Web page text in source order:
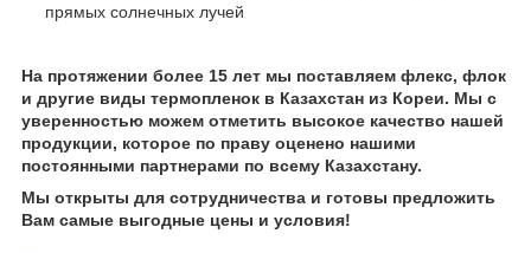
прямых солнечных лучей
На протяжении более 15 лет мы поставляем флекс, флок
и другие виды термопленок в Казахстан из Кореи. Мы с
уверенностью можем отметить высокое качество нашей
продукции, которое по праву оценено нашими
постоянными партнерами по всему Казахстану.
Мы открыты для сотрудничества и готовы предложить
Вам самые выгодные цены и условия!